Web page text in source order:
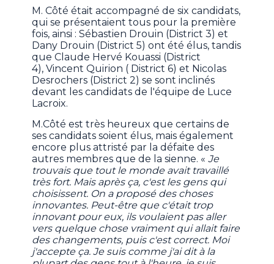
M. Côté était accompagné de six candidats,
qui se présentaient tous pour la première
fois, ainsi : Sébastien Drouin (District 3) et
Dany Drouin (District 5) ont été élus, tandis
que Claude Hervé Kouassi (District
4), Vincent Quirion ( District 6) et Nicolas
Desrochers (District 2) se sont inclinés
devant les candidats de l'équipe de Luce
Lacroix.
M.Côté est très heureux que certains de
ses candidats soient élus, mais également
encore plus attristé par la défaite des
autres membres que de la sienne. «Je
trouvais que tout le monde avait travaillé
très fort. Mais après ça, c'est les gens qui
choisissent. On a proposé des choses
innovantes. Peut-être que c'était trop
innovant pour eux, ils voulaient pas aller
vers quelque chose vraiment qui allait faire
des changements, puis c'est correct. Moi
j'accepte ça. Je suis comme j'ai dit à la